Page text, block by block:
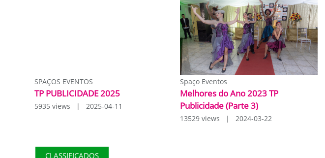
SPAÇOS EVENTOS
TP PUBLICIDADE 2025
5935 views | 2025-04-11
Spaço Eventos
Melhores do Ano 2023 TP
Publicidade (Parte 3)
13529 views | 2024-03-22
CLASSIFICADOS